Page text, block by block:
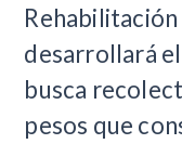
desarrollará
busca
pesos que